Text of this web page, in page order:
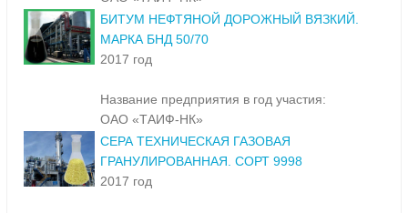
БИТУМ НЕФТЯНОЙ ДОРОЖНЫЙ ВЯЗКИЙ.
МАРКА БНД 50/70
2017 год
Название предприятия в год участия:
ОАО «ТАИФ-НК»
СЕРА ТЕХНИЧЕСКАЯ ГАЗОВАЯ
ГРАНУЛИРОВАННАЯ. СОРТ 9998
2017 год